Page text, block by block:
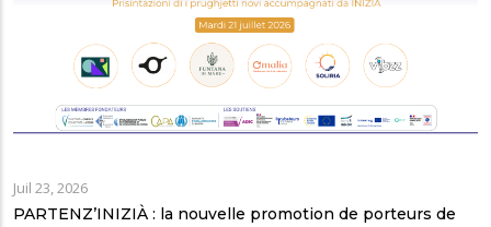
Juil 23, 2026
PARTENZ’INIZIÀ : la nouvelle promotion de porteurs de